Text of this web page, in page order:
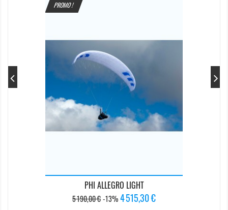
PROMO !
PHI ALLEGRO LIGHT
Prix
5 190,00 €-13%Prix
4 515,30 €